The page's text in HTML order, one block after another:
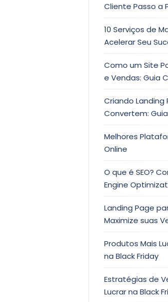
Cliente Passo a
10 Serviços de
Acelerar Seu
Como um Site
e Vendas: Guia
Criando Landing
Convertem:
Melhores
Online
O que é SEO?
Engine
Landing Page
Maximize suas
Produtos Mais
na Black Friday
Estratégias de
Lucrar na Black